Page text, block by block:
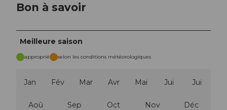
Bon à savoir
Meilleure saison
approprié selon les conditions météorologiques
Jan Fév Mar Avr Mai Jui Jui
Aoû Sep Oct Nov Déc